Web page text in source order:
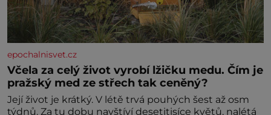
epochalnisvet.cz
Včela za celý život vyrobí lžičku medu. Čím je
pražský med ze střech tak ceněný?
Její život je krátký. V létě trvá pouhých šest až osm
týdnů. Za tu dobu navštíví desetitisíce květů, nalétá